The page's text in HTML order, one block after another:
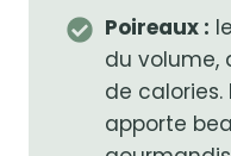
Poireaux :
du volume,
de
apporte